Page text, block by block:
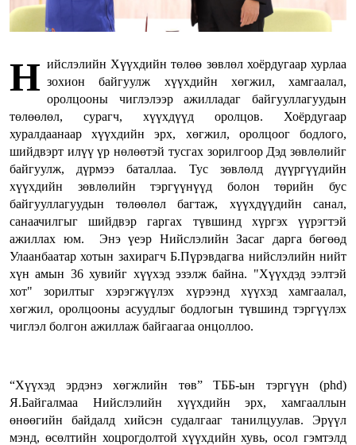
Н ийслэлийн Хүүхдийн төлөө зөвлөл хоёрдугаар хурлаа
зохион байгуулж хүүхдийн хөгжил, хамгаалал,
оролцооны чиглэлээр ажилладаг байгууллагуудын
төлөөлөл, сурагч, хүүхдүүд оролцов. Хоёрдугаар
хуралдаанаар хүүхдийн эрх, хөгжил, оролцоог бодлого,
шийдвэрт илүү үр нөлөөтэй тусгах зорилгоор Дэд зөвлөлийг
байгуулж, дүрмээ баталлаа. Тус зөвлөлд дүүргүүдийн
хүүхдийн зөвлөлийн тэргүүнүүд болон төрийн бус
байгууллагуудын төлөөлөл багтаж, хүүхдүүдийн санал,
санаачилгыг шийдвэр гаргах түвшинд хүргэх үүрэгтэй
ажиллах юм. Энэ үеэр Нийслэлийн Засаг дарга бөгөөд
Улаанбаатар хотын захирагч Б.Пүрэвдагва нийслэлийн нийт
хүн амын 36 хувийг хүүхэд эзэлж байна. "Хүүхдэд ээлтэй
хот" зорилтыг хэрэгжүүлэх хүрээнд хүүхэд хамгаалал,
хөгжил, оролцооны асуудлыг бодлогын түвшинд тэргүүлэх
чиглэл болгон ажиллаж байгаагаа онцоллоо.
“Хүүхэд эрдэнэ хөгжлийн төв” ТББ-ын тэргүүн (phd)
Я.Байгалмаа Нийслэлийн хүүхдийн эрх, хамгааллын
өнөөгийн байдалд хийсэн судалгааг танилцуулав. Эрүүл
мэнд, өсөлтийн хоцрогдолтой хүүхдийн хувь, осол гэмтэлд